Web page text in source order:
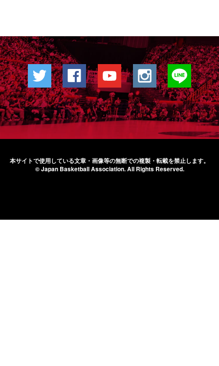
本サイトで使用している文章・画像等の無断での複製・転載を禁止します。
© Japan Basketball Association.All Rights Reserved.